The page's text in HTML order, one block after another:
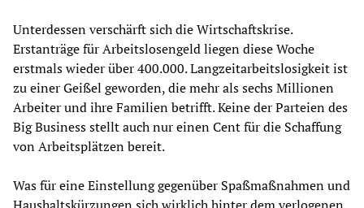
Unterdessen verschärft sich die Wirtschaftskrise.
Erstanträge für Arbeitslosengeld liegen diese Woche
erstmals wieder über 400.000. Langzeitarbeitslosigkeit ist
zu einer Geißel geworden, die mehr als sechs Millionen
Arbeiter und ihre Familien betrifft. Keine der Parteien des
Big Business stellt auch nur einen Cent für die Schaffung
von Arbeitsplätzen bereit.
Was für eine Einstellung gegenüber Spaßmaßnahmen und